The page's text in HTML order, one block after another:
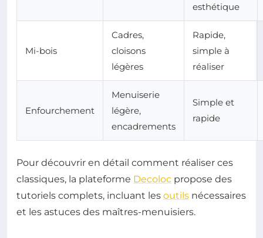
esthétique
Mi-bois
Cadres,
cloisons
légères
Rapide,
simple à
réaliser
Enfourchement
Menuiserie
légère,
encadrements
Simple et
rapide
Pour découvrir en détail comment réaliser ces
classiques, la plateforme Decoloc propose des
tutoriels complets, incluant les outils nécessaires
et les astuces des maîtres-menuisiers.